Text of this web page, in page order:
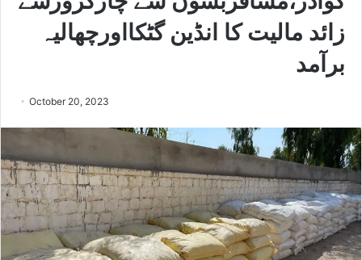
زائد مالیت کا انڈین گٹکااورچھالیہ
برآمد
October 20, 2023